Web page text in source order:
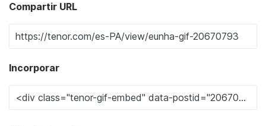
Compartir URL
Incorporar